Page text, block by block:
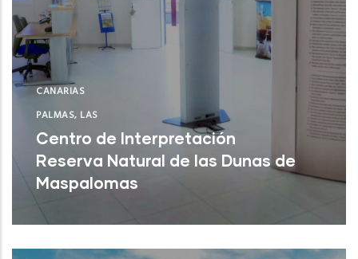
CANARIAS
PALMAS, LAS
Centro de Interpretación
Reserva Natural de las Dunas de
Maspalomas
San Bartolomé de Tirajana (Las Palmas)